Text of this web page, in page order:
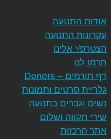
אודות התנועה
עקרונות התנועה
הצטרפ/י אלינו
תרמו לנו
דף תורמים – Donors
גלריית סרטים ותמונות
נשים וגברים בתנועה
שירי תקווה ושלום
אתר הרכזות